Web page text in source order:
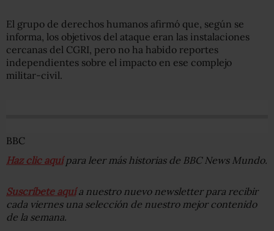
El grupo de derechos humanos afirmó que, según se
informa, los objetivos del ataque eran las instalaciones
cercanas del CGRI, pero no ha habido reportes
independientes sobre el impacto en ese complejo
militar-civil.
BBC
Haz clic aquípara leer más historias de BBC News Mundo.
Suscríbete aquía nuestro nuevo newsletter para recibir
cada viernes una selección de nuestro mejor contenido
de la semana.